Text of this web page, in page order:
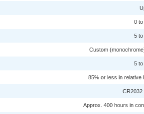
0 to
5 to
Custom
5 to
85% or less in relative
CR2032
Approx. 400 hours in